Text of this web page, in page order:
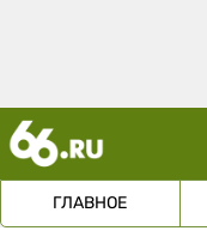
ГЛАВНОЕ